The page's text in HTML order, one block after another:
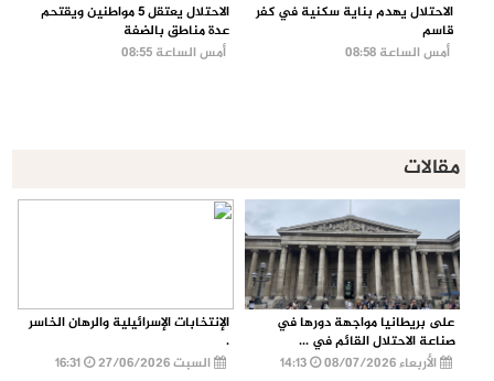
الاحتلال يهدم بناية سكنية في كفر
قاسم
أمس الساعة 08:58
الاحتلال يعتقل 5 مواطنين ويقتحم
عدة مناطق بالضفة
أمس الساعة 08:55
مقالات
على بريطانيا مواجهة دورها في
صناعة الاحتلال القائم في ...
الأربعاء 08/07/2026
الإنتخابات الإسرائيلية والرهان الخاسر
.
السبت 27/06/2026
16:31